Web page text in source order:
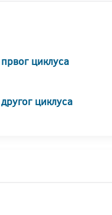
циклуса
циклуса